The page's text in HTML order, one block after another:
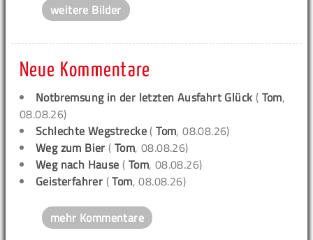
weitere Bilder
Neue Kommentare
Notbremsung in der letzten Ausfahrt Glück ( Tom,
08.08.26)
Schlechte Wegstrecke (Tom, 08.08.26)
Weg zum Bier (Tom, 08.08.26)
Weg nach Hause ( Tom, 08.08.26)
Geisterfahrer (Tom, 08.08.26)
mehr Kommentare